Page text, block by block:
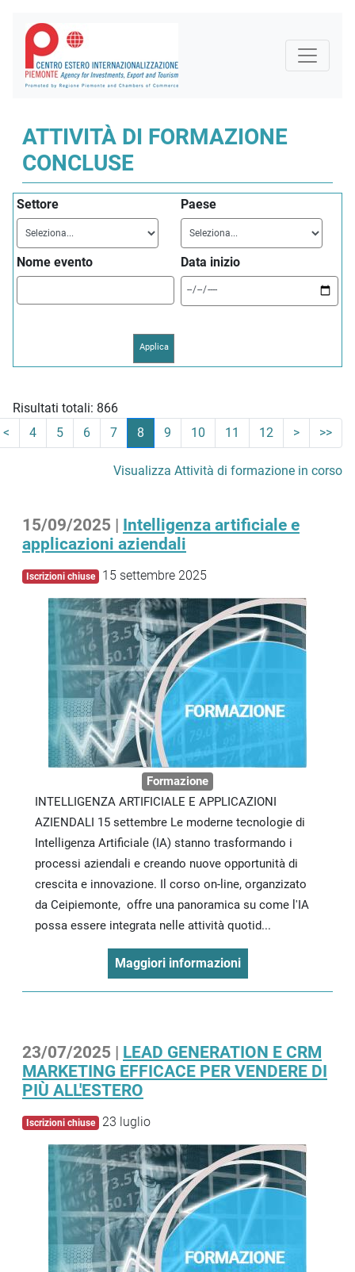
ATTIVITÀ DI FORMAZIONE
CONCLUSE
Settore Paese
Nome evento Data inizio
Risultati totali: 866
<
4 5 6 7 8 9 10 11 12 > >>
Visualizza Attività di formazione in corso
15/09/2025 | Intelligenza artificiale e
applicazioni aziendali
Iscrizioni chiuse 15 settembre 2025
Formazione
INTELLIGENZA ARTIFICIALE E APPLICAZIONI
AZIENDALI 15 settembre Le moderne tecnologie di
Intelligenza Artificiale (IA) stanno trasformando i
processi aziendali e creando nuove opportunità di
crescita e innovazione. Il corso on-line, organzizato
da Ceipiemonte, offre una panoramica su come l'IA
possa essere integrata nelle attività quotid...
Maggiori informazioni
23/07/2025 | LEAD GENERATION E CRM
MARKETING EFFICACE PER VENDERE DI
PIÙ ALL'ESTERO
Iscrizioni chiuse 23 luglio